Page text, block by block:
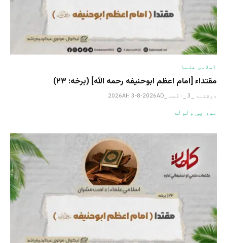
اسلامي علما
مقتداء [امام اعظم ابوحنیفه رحمه الله‎] (برخه: ۲۳)
دوشنبه _3 _اگست _2026AH 3-8-2026AD
نور یی ولوله